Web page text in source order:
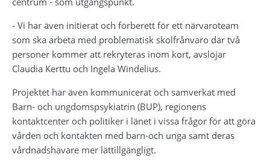
- Vi har även initierat och förberett för ett närvaroteam
som ska arbeta med problematisk skolfrånvaro där två
personer kommer att rekryteras inom kort, avslöjar
Claudia Kerttu och Ingela Windelius.
Projektet har även kommunicerat och samverkat med
Barn- och ungdomspsykiatrin (BUP), regionens
kontaktcenter och politiker i länet i vissa frågor för att göra
vården och kontakten med barn-och unga samt deras
vårdnadshavare mer lättillgängligt.